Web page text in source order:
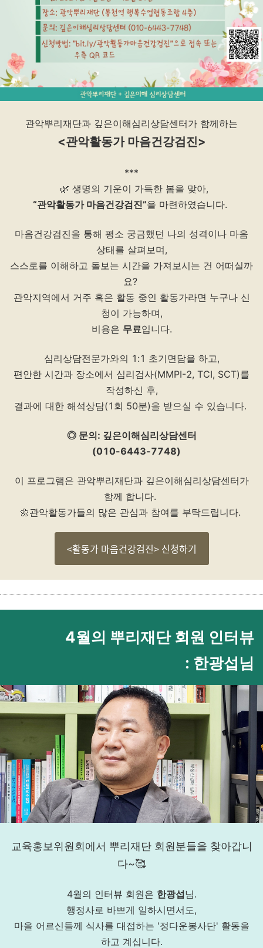
관악뿌리재단과 깊은이해심리상담센터가 함께하는
<관악활동가 마음건강검진>
***
🌿 생명의 기운이 가득한 봄을 맞아,
“관악활동가 마음건강검진”을 마련하였습니다.
마음건강검진을 통해 평소 궁금했던 나의 성격이나 마음
상태를 살펴보며,
스스로를 이해하고 돌보는 시간을 가져보시는 건 어떠실까
요?
관악지역에서 거주 혹은 활동 중인 활동가라면 누구나 신
청이 가능하며,
비용은 무료입니다.
심리상담전문가와의 1:1 초기면담을 하고,
편안한 시간과 장소에서 심리검사(MMPI-2, TCI, SCT)를
작성하신 후,
결과에 대한 해석상담(1회 50분)을 받으실 수 있습니다.
◎ 문의: 깊은이해심리상담센터
(010-6443-7748)
이 프로그램은 관악뿌리재단과 깊은이해심리상담센터가
함께 합니다.
🌼관악활동가들의 많은 관심과 참여를 부탁드립니다.
<활동가 마음건강검진> 신청하기
4월의 뿌리재단 회원 인터뷰
: 한광섭님
교육홍보위원회에서 뿌리재단 회원분들을 찾아갑니
다~🥰
4월의 인터뷰 회원은 한광섭님.
행정사로 바쁘게 일하시면서도,
마을 어르신들께 식사를 대접하는 '정다운봉사단' 활동을
하고 계십니다.